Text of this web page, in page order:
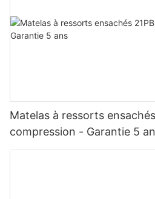
Matelas à ressorts
compression - Garantie 5